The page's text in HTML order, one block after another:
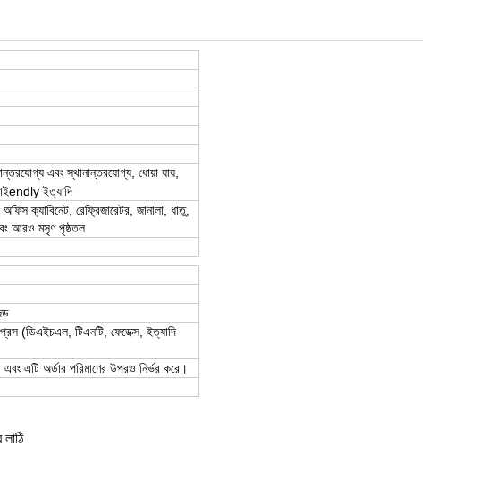
এবং স্থানান্তরযোগ্য, ধোয়া যায়,
endly ইত্যাদি
ক্যাবিনেট, রেফ্রিজারেটর, জানালা, ধাতু,
আরও মসৃণ পৃষ্ঠতল
(ডিএইচএল, টিএনটি, ফেডেক্স, ইত্যাদি
এটি অর্ডার পরিমাণের উপরও নির্ভর করে।